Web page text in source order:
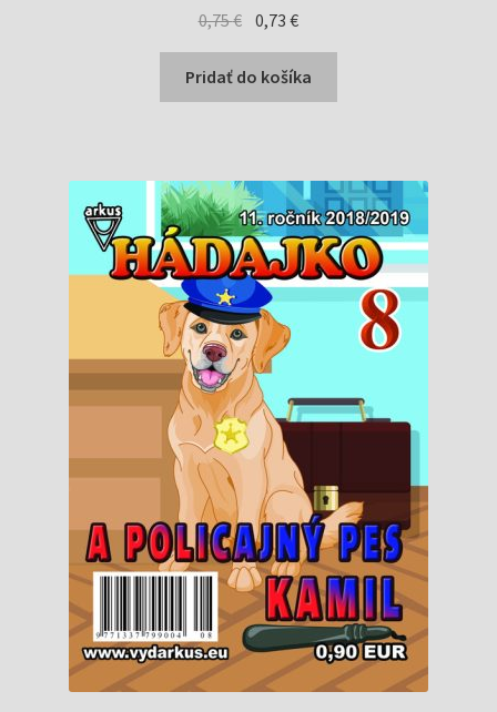
0,75€ Pôvodná
bola:
0,75 €.
0,73€Aktuálna
je:
0,73 €.
Pridať do košíka